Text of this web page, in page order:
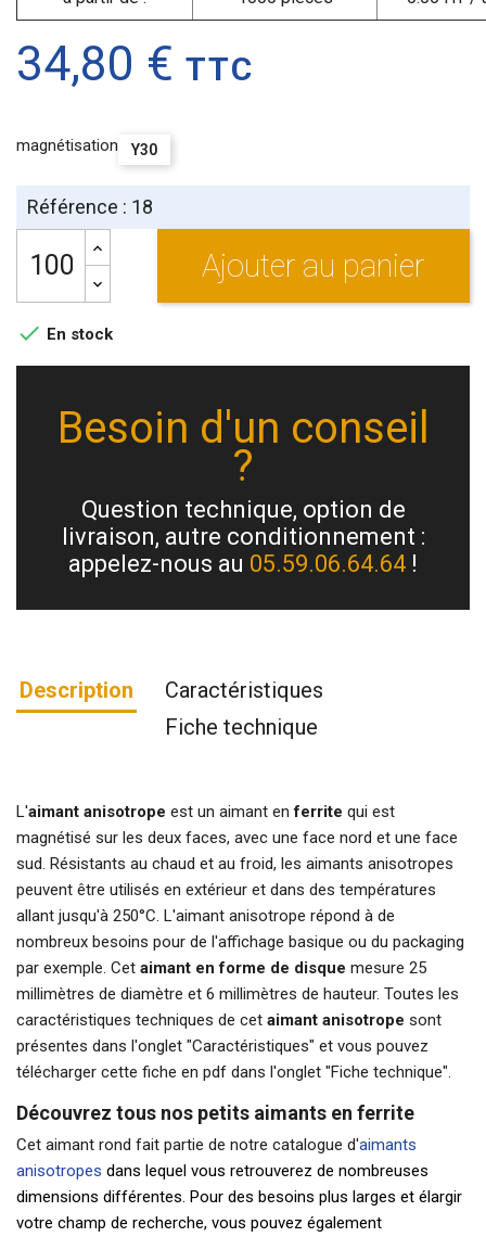
34,80 € TTC
magnétisation Y30
Référence : 18
Ajouter au panier
 En stock
Besoin d'un conseil
?
Question technique, option de
livraison, autre conditionnement :
appelez-nous au 05.59.06.64.64 !
Description
Caractéristiques
Fiche technique
L'aimant anisotrope est un aimant enferrite qui est
magnétisé sur les deux faces, avec une face nord et une face
sud. Résistants au chaud et au froid, les aimants anisotropes
peuvent être utilisés en extérieur et dans des températures
allant jusqu'à 250°C. L'aimant anisotrope répond à de
nombreux besoins pour de l'affichage basique ou du packaging
par exemple. Cet aimant en forme de disque mesure 25
millimètres de diamètre et 6 millimètres de hauteur. Toutes les
caractéristiques techniques de cet aimant anisotrope sont
présentes dans l'onglet "Caractéristiques" et vous pouvez
télécharger cette fiche en pdf dans l'onglet "Fiche technique".
Découvrez tous nos petits aimants en ferrite
Cet aimant rond fait partie de notre catalogue d'aimants
anisotropes dans lequel vous retrouverez de nombreuses
dimensions différentes. Pour des besoins plus larges et élargir
votre champ de recherche, vous pouvez également